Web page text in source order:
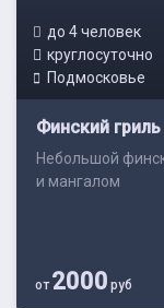
до 4 человек
круглосуточно
Подмосковье
Финский
Небольшой
и мангалом
от2000 руб